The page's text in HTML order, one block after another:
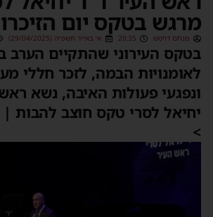
מרגש בטקס יום
מנחם דויטש 20:35 א׳ באייר תשפ״ה (29/04/2025)
בטקס העירוני שהתקיים הערב
לאומנויות הבמה, לזכר חללי
ונפגעי פעולות האיבה, נשא
יחיאל לסרי טקס חוצב להבות
>